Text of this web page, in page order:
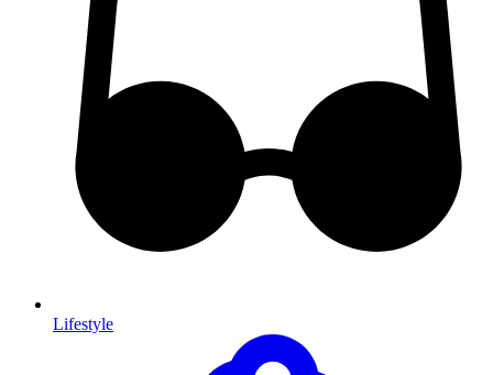
Lifestyle